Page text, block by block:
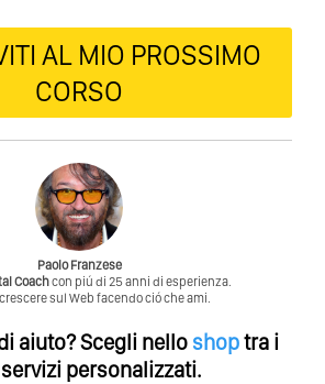
AL MIO PROSSIMO
CORSO
Paolo Franzese
Coachcon piú di 25 anni di esperienza.
sul Web facendo ció che ami.
aiuto?Scegli nello shoptra i
personalizzati.